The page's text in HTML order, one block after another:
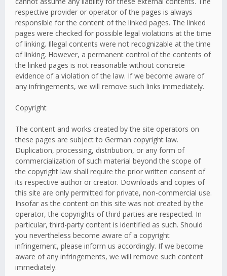
respective provider or operator of the pages is always
responsible for the content of the linked pages. The linked
pages were checked for possible legal violations at the time
of linking. Illegal contents were not recognizable at the time
of linking. However, a permanent control of the contents of
the linked pages is not reasonable without concrete
evidence of a violation of the law. If we become aware of
any infringements, we will remove such links immediately.
Copyright
The content and works created by the site operators on
these pages are subject to German copyright law.
Duplication, processing, distribution, or any form of
commercialization of such material beyond the scope of
the copyright law shall require the prior written consent of
its respective author or creator. Downloads and copies of
this site are only permitted for private, non-commercial use.
Insofar as the content on this site was not created by the
operator, the copyrights of third parties are respected. In
particular, third-party content is identified as such. Should
you nevertheless become aware of a copyright
infringement, please inform us accordingly. If we become
aware of any infringements, we will remove such content
immediately.